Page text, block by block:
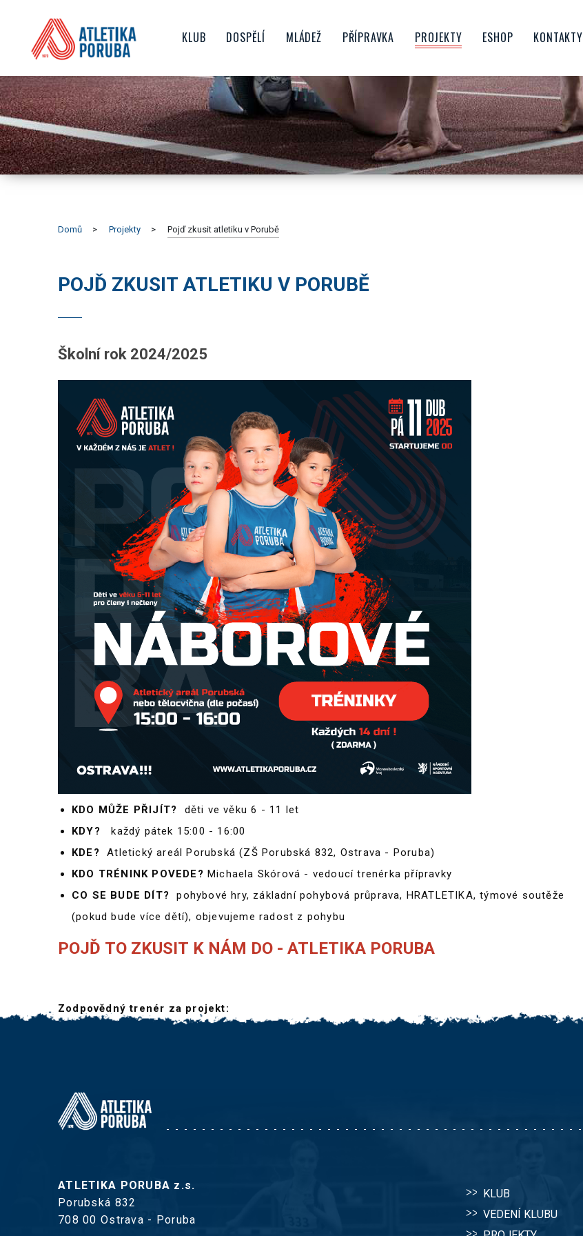
KLUB
HISTORIE KLUBU
NEJVĚTŠÍ ÚSPĚCHY
SPORTOVIŠTĚ
JAK SE STÁT ČLENEM KLUBU
ČLENSKÉ PŘÍSPĚVKY
VEDENÍ KLUBU
DOKUMENTY
DOSPĚLÍ
ZÁVODY
AKTUALITY
MLÁDEŽ
DOROST
JUNIOŘI
PŘÍPRAVKA
BENJAMÍNCI
MLADŠÍ PŘÍPRAVKA
STARŠÍ PŘÍPRAVKA
PROJEKTY
PŘÍMĚSTSKÉ TÁBORY
ATLETIKA PRO ŠKOLY
ATLETIKA PRO RODINU
KONDIČNÍ BĚHÁNÍ
PŘÍPRAVKOVÝ DESETIBOJ
ESHOP KONTAKTY
Domů Projekty Pojď zkusit atletiku v Porubě
POJĎ ZKUSIT ATLETIKU V PORUBĚ
Školní rok 2024/2025
KDO MŮŽE PŘIJÍT?
děti ve věku 6 - 11 let
KDY?
každý pátek 15:00 - 16:00
KDE?
Atletický areál Porubská (ZŠ Porubská 832, Ostrava - Poruba)
KDO TRÉNINK POVEDE? Michaela Skórová - vedoucí trenérka přípravky
CO SE BUDE DÍT?
pohybové hry, základní pohybová průprava, HRATLETIKA, týmové soutěže
(pokud bude více dětí), objevujeme radost z pohybu
POJĎ TO ZKUSIT K NÁM DO - ATLETIKA PORUBA
Zodpovědný trenér za projekt:
ATLETIKA PORUBA z.s.
Porubská 832
708 00 Ostrava - Poruba
KLUB
VEDENÍ KLUBU